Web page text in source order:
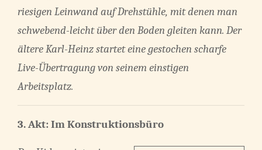
riesigen Leinwand auf Drehstühle, mit denen man
schwebend-leicht über den Boden gleiten kann. Der
ältere Karl-Heinz startet eine gestochen scharfe
Live-Übertragung von seinem einstigen
Arbeitsplatz.
3. Akt: Im Konstruktionsbüro